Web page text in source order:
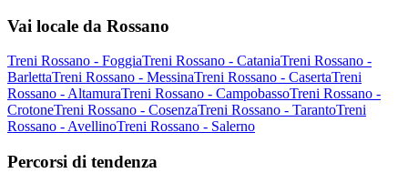
Vai locale da Rossano
Treni Rossano - FoggiaTreni Rossano - CataniaTreni Rossano -
BarlettaTreni Rossano - MessinaTreni Rossano - CasertaTreni
Rossano - AltamuraTreni Rossano - CampobassoTreni Rossano -
CrotoneTreni Rossano - CosenzaTreni Rossano - TarantoTreni
Rossano - AvellinoTreni Rossano - Salerno
Percorsi di tendenza